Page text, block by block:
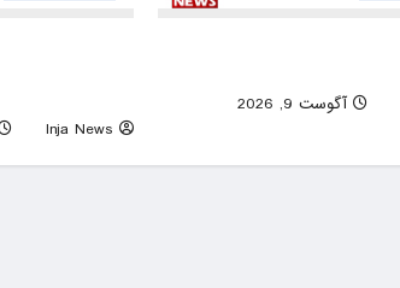
آگوست 9, 2026
Inja News